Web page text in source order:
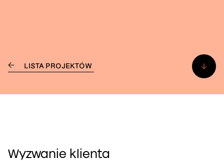
LISTA PROJEKTÓW
Wyzwanie klienta